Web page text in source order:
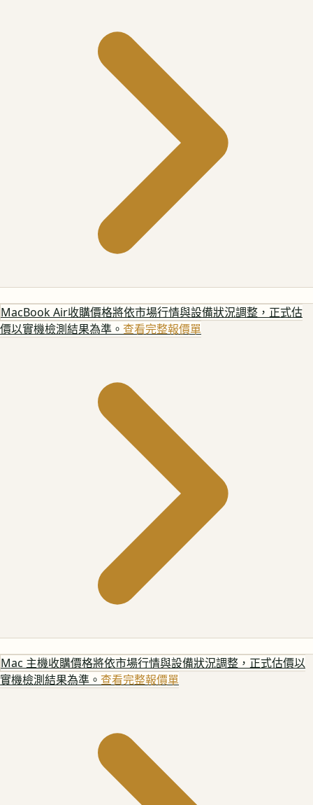
MacBook Air收購價格將依市場行情與設備狀況調整，正式估
價以實機檢測結果為準。 查看完整報價單
Mac 主機收購價格將依市場行情與設備狀況調整，正式估價以
實機檢測結果為準。 查看完整報價單